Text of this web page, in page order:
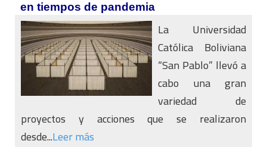
en tiempos de pandemia
La Universidad
Católica Boliviana
“San Pablo” llevó a
cabo una gran
variedad de
proyectos y acciones que se realizaron
desde...Leer más